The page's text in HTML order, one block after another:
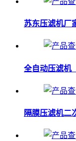
苏东压滤机厂
全自动压滤机
隔膜压滤机二